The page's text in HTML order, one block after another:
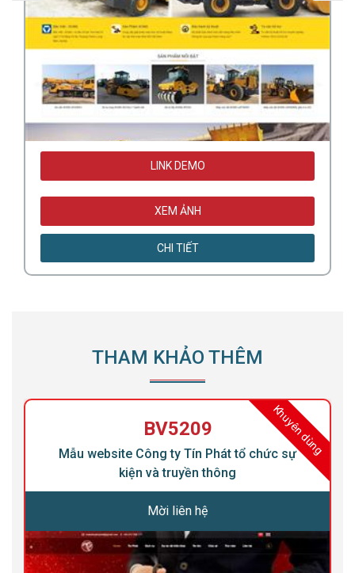
LINK DEMO
XEM ẢNH
CHI TIẾT
THAM KHẢO THÊM
Khuyên dùng
BV5209
Mẫu website Công ty Tín Phát tổ chức sự
kiện và truyền thông
Mời liên hệ